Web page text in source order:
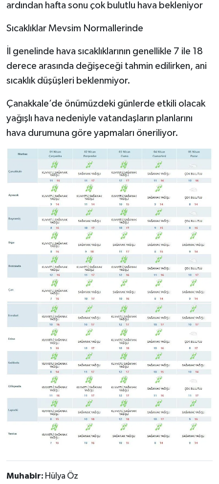
ardından hafta sonu çok bulutlu hava bekleniyor
Sıcaklıklar Mevsim Normallerinde
İl genelinde hava sıcaklıklarının genellikle 7 ile 18
derece arasında değişeceği tahmin edilirken, ani
sıcaklık düşüşleri beklenmiyor.
Çanakkale’de önümüzdeki günlerde etkili olacak
yağışlı hava nedeniyle vatandaşların planlarını
hava durumuna göre yapmaları öneriliyor.
Muhabir: Hülya Öz